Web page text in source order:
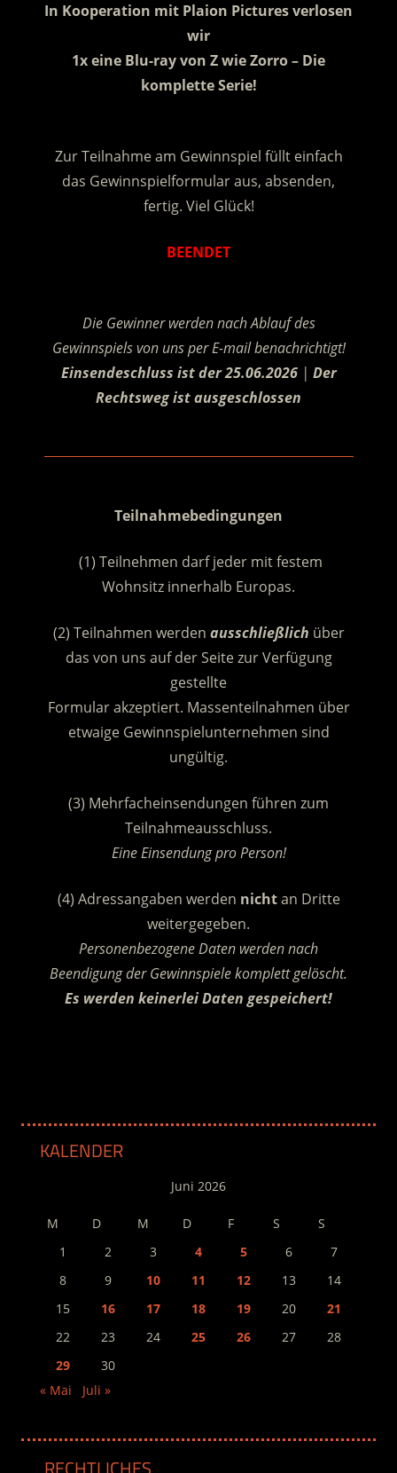
In Kooperation mit Plaion Pictures verlosen
wir
1x eine Blu-ray von Z wie Zorro – Die
komplette Serie!
Zur Teilnahme am Gewinnspiel füllt einfach
das Gewinnspielformular aus, absenden,
fertig. Viel Glück!
BEENDET
Die Gewinner werden nach Ablauf des
Gewinnspiels von uns per E-mail benachrichtigt!
Einsendeschluss ist der 25.06.2026| Der
Rechtsweg ist ausgeschlossen
Teilnahmebedingungen
(1) Teilnehmen darf jeder mit festem
Wohnsitz innerhalb Europas.
(2) Teilnahmen werden ausschließlich über
das von uns auf der Seite zur Verfügung
gestellte
Formular akzeptiert. Massenteilnahmen über
etwaige Gewinnspielunternehmen sind
ungültig.
(3) Mehrfacheinsendungen führen zum
Teilnahmeausschluss.
Eine Einsendung pro Person!
(4) Adressangaben werden nichtan Dritte
weitergegeben.
Personenbezogene Daten werden nach
Beendigung der Gewinnspiele komplett gelöscht.
Es werden keinerlei Daten gespeichert!
KALENDER
Juni 2026
M D M D F S
S
1
2 3 4 5 6
7
8
9 10 11 12 13
14
15
16 17 18 19 20
21
22
23 24 25 26 27
28
29
30
« Mai
Juli »